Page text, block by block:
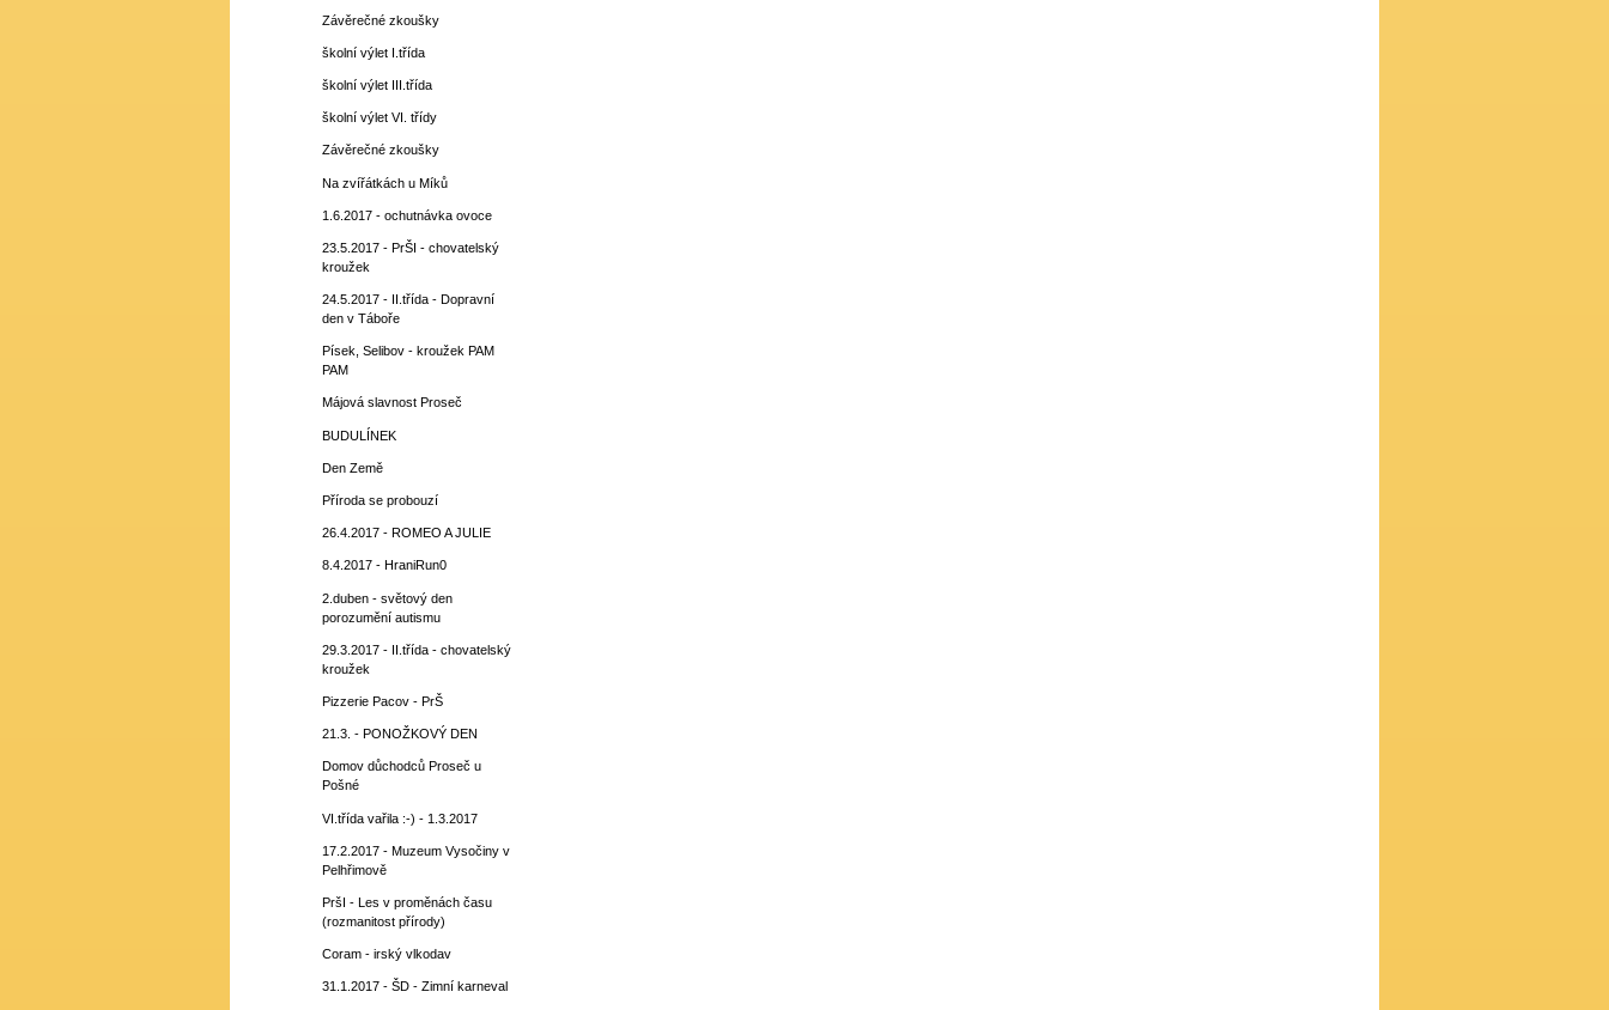
Závěrečné zkoušky
školní výlet I.třída
školní výlet III.třída
školní výlet VI. třídy
Závěrečné zkoušky
Na zvířátkách u Míků
1.6.2017 - ochutnávka ovoce
23.5.2017 - PrŠI - chovatelský
kroužek
24.5.2017 - II.třída - Dopravní
den v Táboře
Písek, Selibov - kroužek PAM
PAM
Májová slavnost Proseč
BUDULÍNEK
Den Země
Příroda se probouzí
26.4.2017 - ROMEO A JULIE
8.4.2017 - HraniRun0
2.duben - světový den
porozumění autismu
29.3.2017 - II.třída - chovatelský
kroužek
Pizzerie Pacov - PrŠ
21.3. - PONOŽKOVÝ DEN
Domov důchodců Proseč u
Pošné
VI.třída vařila :-) - 1.3.2017
17.2.2017 - Muzeum Vysočiny v
Pelhřimově
PršI - Les v proměnách času
(rozmanitost přírody)
Coram - irský vlkodav
31.1.2017 - ŠD - Zimní karneval